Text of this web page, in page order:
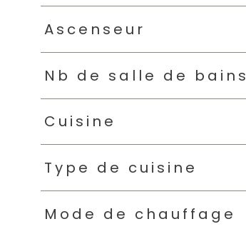
Ascenseur
Nb de salle de bains
Cuisine
Type de cuisine
Mode de chauffage